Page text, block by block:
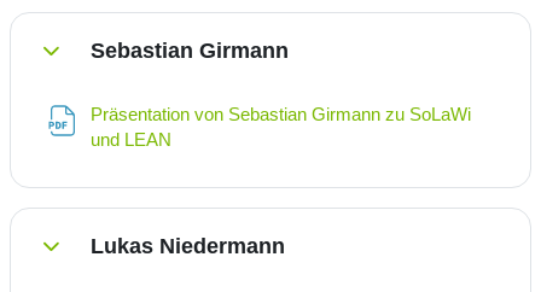
EinklappenSebastian Girmann
Präsentation von Sebastian Girmann zu SoLaWi
und LEAN
EinklappenLukas Niedermann